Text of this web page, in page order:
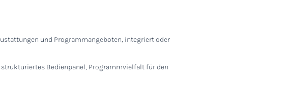
und Programmangeboten, integriert oder
Bedienpanel, Programmvielfalt für den